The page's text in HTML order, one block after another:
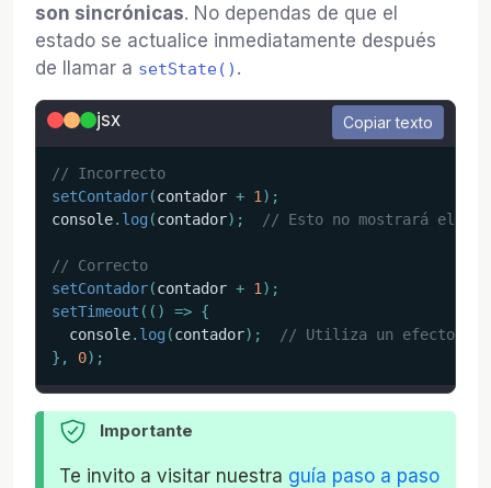
son sincrónicas. No dependas de que el
estado se actualice inmediatamente después
de llamar a setState() .
jsx Copiar texto
// Incorrecto
setContador(contador + 1 ) ;
console. log (contador) ; // Esto no mostrará el
// Correcto
setContador(contador + 1 ) ;
setTimeout ( ( ) => {
  console
. log (contador) ;
// Utiliza un efecto o
} , 0) ;
Importante
Te invito a visitar nuestra guía paso a paso